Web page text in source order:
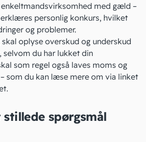
med gæld –
personlig konkurs, hvilket
og problemer.
skal oplyse overskud og underskud
selvom du har lukket din
som regel også laves moms og
som du kan læse mere om via linket
stillede spørgsmål